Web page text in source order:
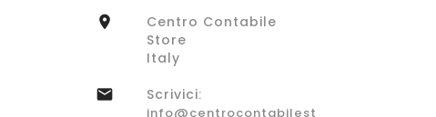

Centro Contabile
Store
Italy
 Scrivici:
info@centrocontabilestore.com